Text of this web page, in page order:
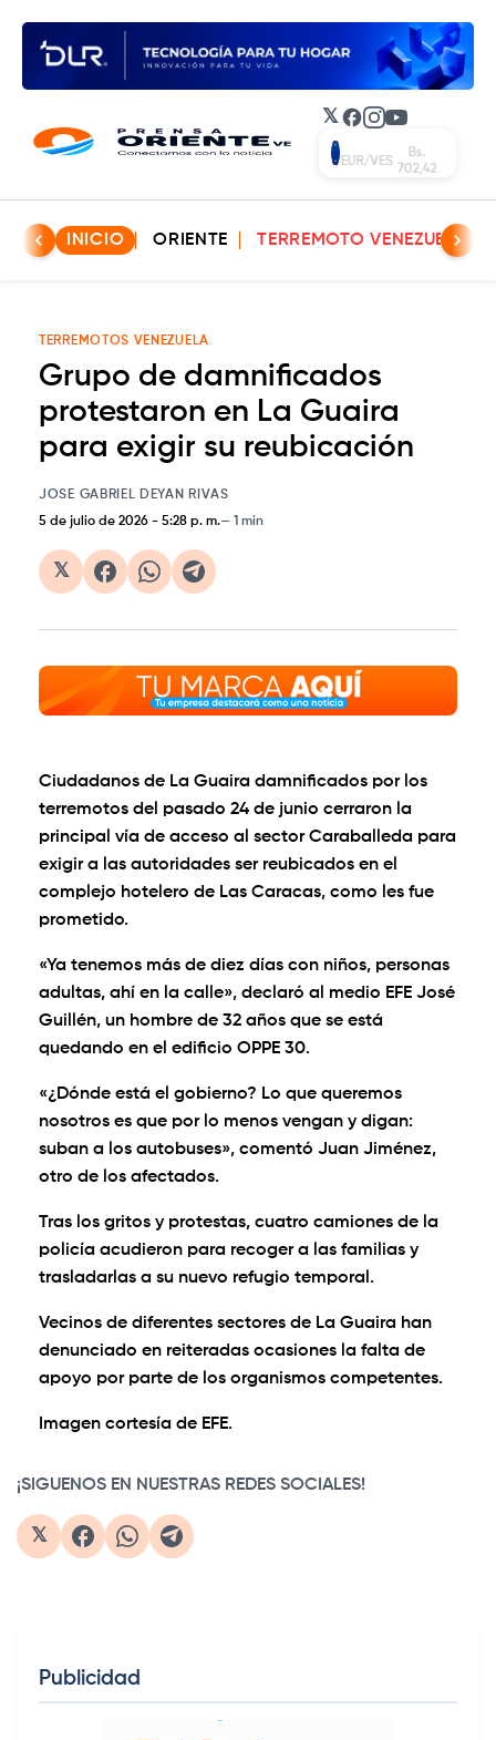
𝕏 Facebook
Instagram
YouTube
EUR/VES
Bs.
702,42
INICIO ORIENTE TERREMOTO VENEZUELA
TERREMOTOS VENEZUELA
Grupo de damnificados
protestaron en La Guaira
para exigir su reubicación
JOSE GABRIEL DEYAN RIVAS
5 de julio de 2026 - 5:28 p. m. 1 min
𝕏
Ciudadanos de La Guaira damnificados por los
terremotos del pasado 24 de junio cerraron la
principal vía de acceso al sector Caraballeda para
exigir a las autoridades ser reubicados en el
complejo hotelero de Las Caracas, como les fue
prometido.
«Ya tenemos más de diez días con niños, personas
adultas, ahí en la calle», declaró al medio EFE José
Guillén, un hombre de 32 años que se está
quedando en el edificio OPPE 30.
«¿Dónde está el gobierno? Lo que queremos
nosotros es que por lo menos vengan y digan:
suban a los autobuses», comentó Juan Jiménez,
otro de los afectados.
Tras los gritos y protestas, cuatro camiones de la
policía acudieron para recoger a las familias y
trasladarlas a su nuevo refugio temporal.
Vecinos de diferentes sectores de La Guaira han
denunciado en reiteradas ocasiones la falta de
apoyo por parte de los organismos competentes.
Imagen cortesía de EFE.
¡SIGUENOS EN NUESTRAS REDES SOCIALES!
𝕏
Publicidad